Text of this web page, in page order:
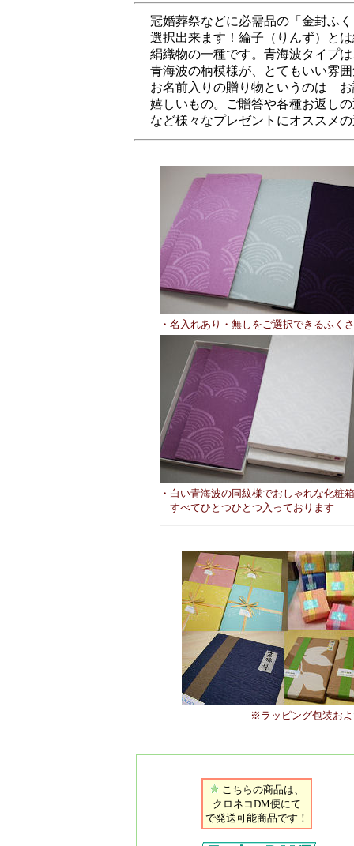
冠婚葬祭などに必需品の「金封ふ
選択出来ます！綸子（りんず）と
絹織物の一種です。青海波タイプ
青海波の柄模様が、とてもいい雰
お名前入りの贈り物というのは お
嬉しいもの。ご贈答や各種お返し
など様々なプレゼントにオススメの
・名入れあり・無しをご選択できるふく
・白い青海波の同紋様でおしゃれな化粧
すべてひとつひとつ入っております
※ラッピング包装お
こちらの商品は、
クロネコDM便にて
で発送可能商品です！